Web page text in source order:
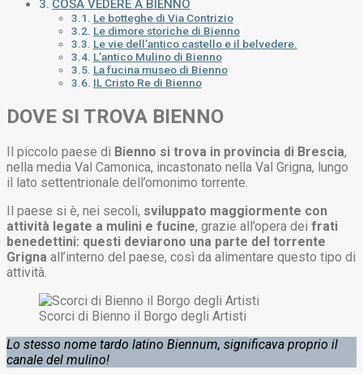
COSA VEDERE A BIENNO
Le botteghe di Via Contrizio
Le dimore storiche di Bienno
Le vie dell’antico castello e il belvedere.
L’antico Mulino di Bienno
La fucina museo di Bienno
IL Cristo Re di Bienno
DOVE SI TROVA BIENNO
Il piccolo paese di Bienno si trova in provincia di Brescia,
nella media Val Camonica, incastonato nella Val Grigna, lungo
il lato settentrionale dell’omonimo torrente.
Il paese si è, nei secoli, sviluppato maggiormente con
attività legate a mulini e fucine, grazie all’opera dei frati
benedettini: questi deviarono una parte del torrente
Grigna all’interno del paese, così da alimentare questo tipo di
attività.
Scorci di Bienno il Borgo degli Artisti
Lo stesso nome tardo latino Biennum, significava proprio il
canale del mulino!